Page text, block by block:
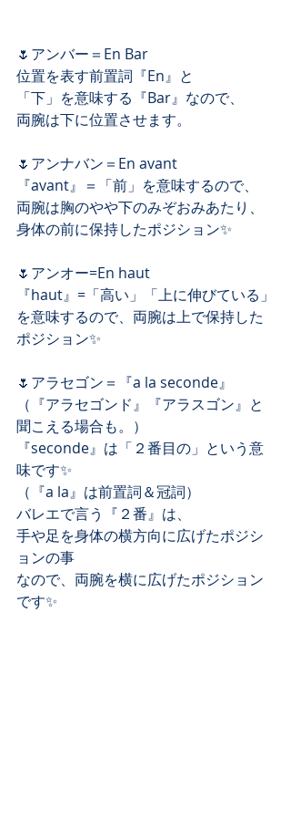
🌷アンバー＝En Bar﻿
位置を表す前置詞『En』と﻿
「下」を意味する『Bar』なので、﻿
両腕は下に位置させます。﻿
🌷アンナバン＝En avant﻿
『avant』＝「前」を意味するので、﻿
両腕は胸のやや下のみぞおみあたり、﻿
身体の前に保持したポジション✨﻿
🌷アンオー=En haut﻿
『haut』=「高い」「上に伸びている」﻿
を意味するので、両腕は上で保持した
ポジション✨﻿
🌷アラセゴン＝『a la seconde』﻿
（『アラセゴンド』『アラスゴン』と
聞こえる場合も。）﻿
『seconde』は「２番目の」という意
味です✨﻿
（『a la』は前置詞＆冠詞）﻿
バレエで言う『２番』は、﻿
手や足を身体の横方向に広げたポジシ
ョンの事﻿
なので、両腕を横に広げたポジション
です✨﻿